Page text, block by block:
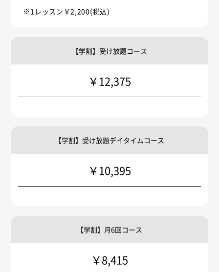
※1レッスン￥2,200(税込)
【学割】受け放題コース
￥12,375
【学割】受け放題デイタイムコース
￥10,395
【学割】月6回コース
￥8,415